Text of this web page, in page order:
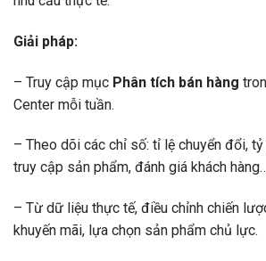
Giải pháp:
– Truy cập mục Phân tích bán hàng
Center mỗi tuần.
– Theo dõi các chỉ số: tỉ lệ chuyển đổi,
truy cập sản phẩm, đánh giá khách
– Từ dữ liệu thực tế, điều chỉnh chiến
khuyến mãi, lựa chọn sản phẩm chủ lực.